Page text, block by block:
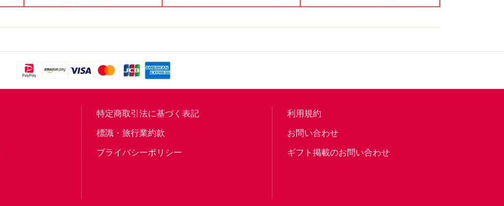
特定商取引法に基づく表記
標識・旅行業約款
プライバシーポリシー
利用規約
お問い合わせ
ギフト掲載のお問い合わせ